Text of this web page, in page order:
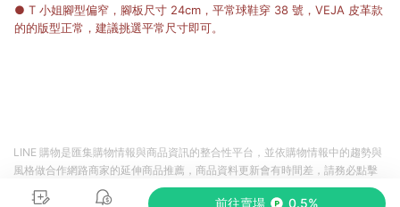
● T 小姐腳型偏窄，腳板尺寸 24cm，平常球鞋穿 38 號，VEJA 皮革款
的的版型正常，建議挑選平常尺寸即可。
前往賣場 0.5%
LINE 購物是匯集購物情報與商品資訊的整合性平台，並依購物情報中的趨勢與
風格做合作網路商家的延伸商品推薦，商品資料更新會有時間差，請務必點擊
商品至各合作網路商家，確認現售價與購物條件，一切資訊以合作廠商網頁為